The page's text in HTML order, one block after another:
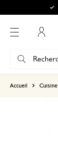
Accueil Cuisine